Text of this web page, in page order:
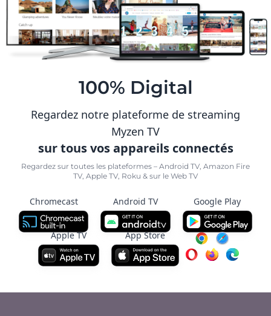
100% Digital
Regardez notre plateforme de streaming
Myzen TV
sur tous vos appareils connectés
Regardez sur toutes les plateformes – Android TV, Amazon Fire
TV, Apple TV, Roku & sur le Web TV
Chromecast Android TV Google Play
Apple TV App Store